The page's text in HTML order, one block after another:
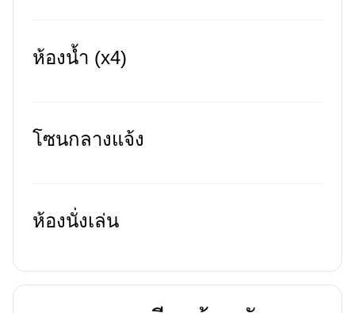
ห้องน้ำ (x4)
โซนกลางแจ้ง
ห้องนั่งเล่น